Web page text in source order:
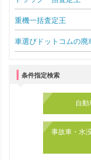
重機一括査定王
車選びドットコムの廃
条件指定検索
自
事故車・水